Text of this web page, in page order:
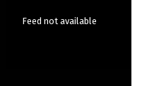
Feed not available